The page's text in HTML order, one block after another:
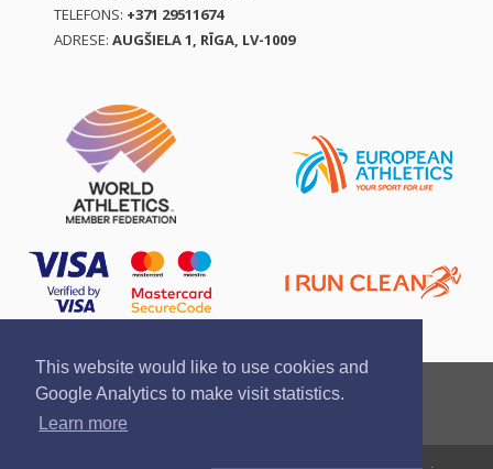
This website would like to use cookies and
Google Analytics to make visit statistics.
Learn more
TELEFONS: +371 29511674
ADRESE: AUGŠIELA 1, RĪGA, LV-1009
Ziņo par pārkāpumu
Privātuma politika
Pirkšanas un atgriešanas noteikumi